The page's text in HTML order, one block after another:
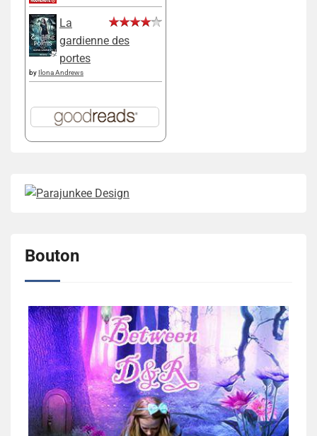
La
gardienne des
portes
by Ilona Andrews
Bouton